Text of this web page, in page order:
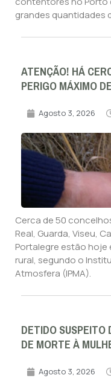
grandes quantidades
ATENÇÃO! HÁ
PERIGO MÁXIMO
Agosto 3, 2026
Cerca de 50
Real, Guarda, Viseu,
Portalegre estão hoje
rural, segundo o
Atmosfera (IPMA).
DETIDO
DE MORTE À
Agosto 3, 2026